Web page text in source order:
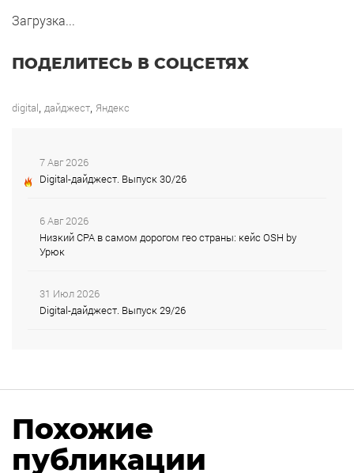
Загрузка...
ПОДЕЛИТЕСЬ В СОЦСЕТЯХ
digital дайджест Яндекс
7 Авг 2026
Digital-дайджест. Выпуск 30/26
6 Авг 2026
Низкий CPA в самом дорогом гео страны: кейс OSH by
Урюк
31 Июл 2026
Digital-дайджест. Выпуск 29/26
Похожие
публикации